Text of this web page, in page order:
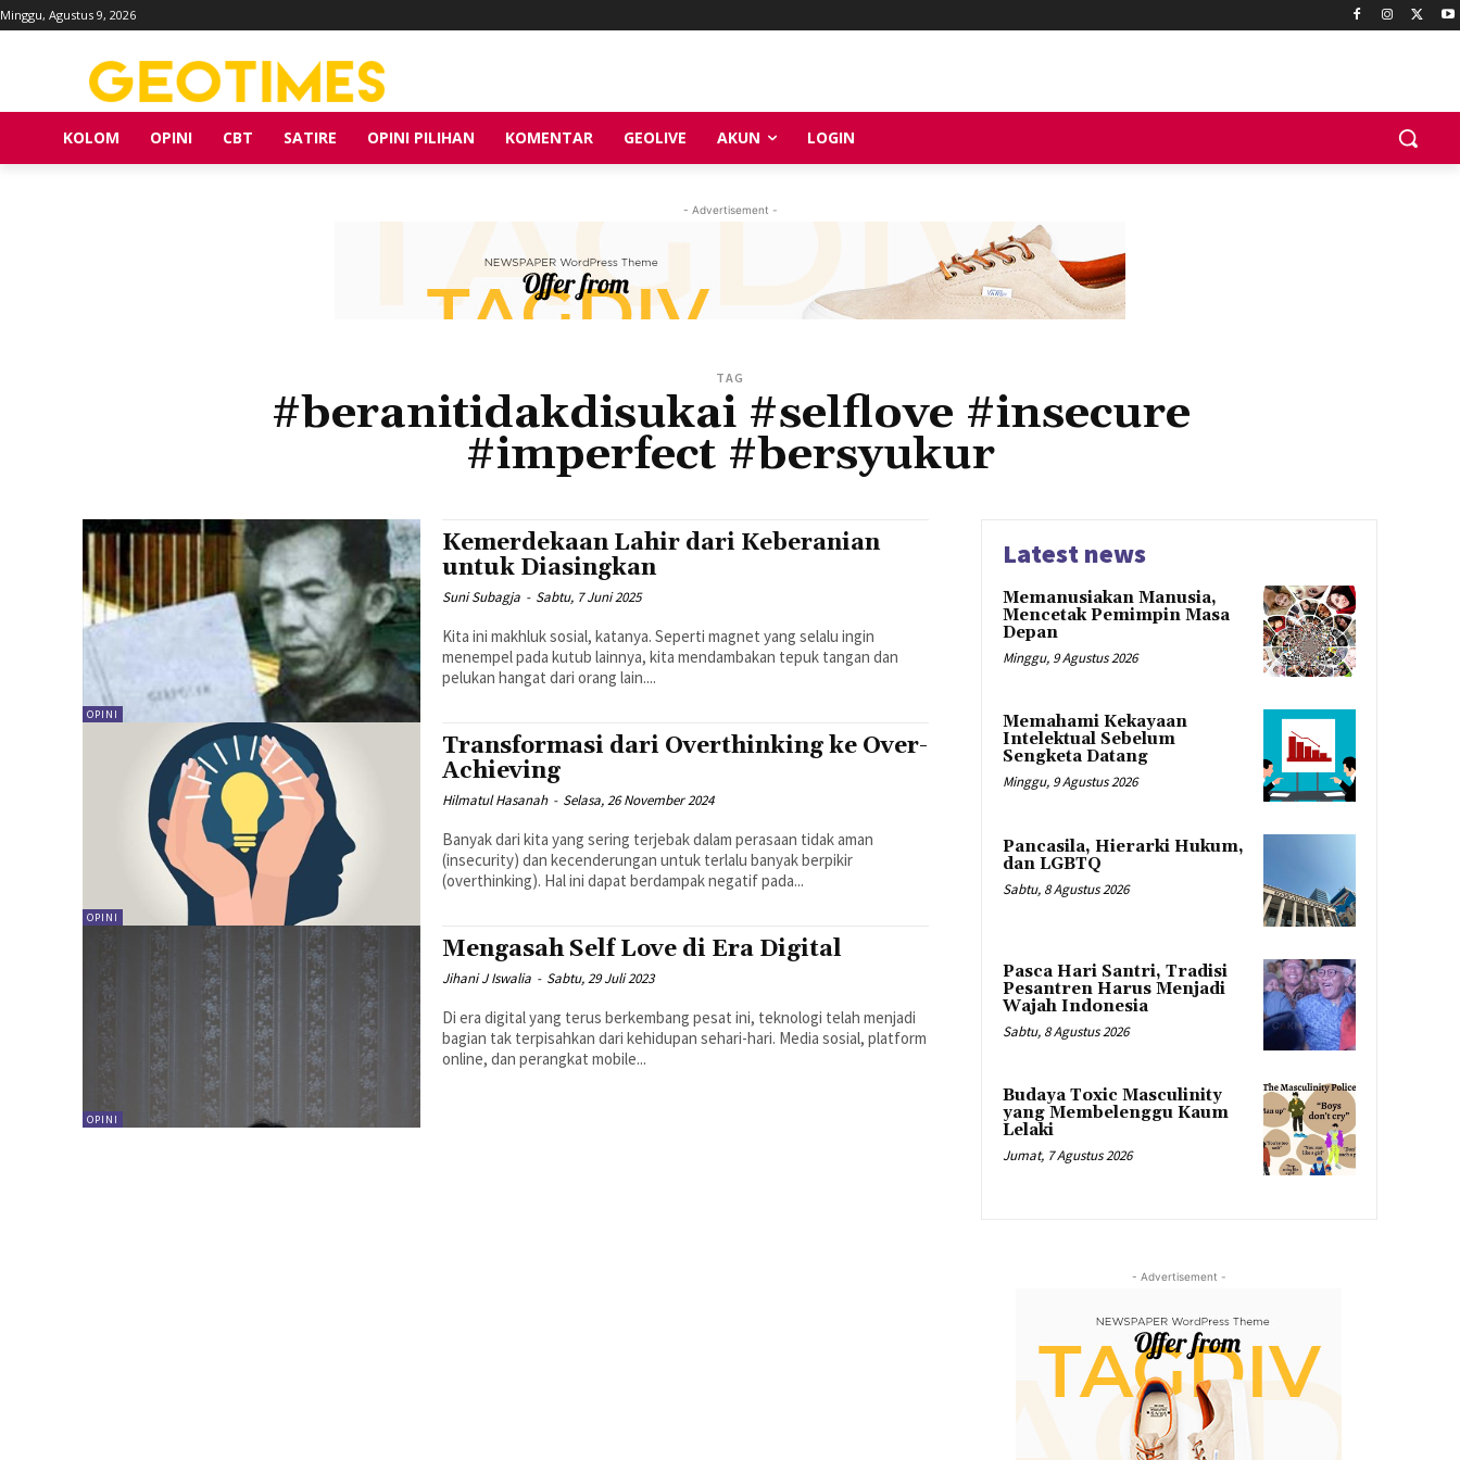
Minggu, Agustus 9, 2026
KOLOM OPINI CBT SATIRE OPINI PILIHAN KOMENTAR GEOLIVE AKUN LOGIN
- Advertisement -
TAG
#beranitidakdisukai #selflove #insecure
#imperfect #bersyukur
OPINI
Kemerdekaan Lahir dari Keberanian
untuk Diasingkan
Suni Subagja - Sabtu, 7 Juni 2025
Kita ini makhluk sosial, katanya. Seperti magnet yang selalu ingin
menempel pada kutub lainnya, kita mendambakan tepuk tangan dan
pelukan hangat dari orang lain....
OPINI
Transformasi dari Overthinking ke Over-
Achieving
Hilmatul Hasanah - Selasa, 26 November 2024
Banyak dari kita yang sering terjebak dalam perasaan tidak aman
(insecurity) dan kecenderungan untuk terlalu banyak berpikir
(overthinking). Hal ini dapat berdampak negatif pada...
OPINI
Mengasah Self Love di Era Digital
Jihani J Iswalia - Sabtu, 29 Juli 2023
Di era digital yang terus berkembang pesat ini, teknologi telah menjadi
bagian tak terpisahkan dari kehidupan sehari-hari. Media sosial, platform
online, dan perangkat mobile...
Latest news
Memanusiakan Manusia,
Mencetak Pemimpin Masa
Depan
Minggu, 9 Agustus 2026
Memahami Kekayaan
Intelektual Sebelum
Sengketa Datang
Minggu, 9 Agustus 2026
Pancasila, Hierarki Hukum,
dan LGBTQ
Sabtu, 8 Agustus 2026
Pasca Hari Santri, Tradisi
Pesantren Harus Menjadi
Wajah Indonesia
Sabtu, 8 Agustus 2026
Budaya Toxic Masculinity
yang Membelenggu Kaum
Lelaki
Jumat, 7 Agustus 2026
- Advertisement -